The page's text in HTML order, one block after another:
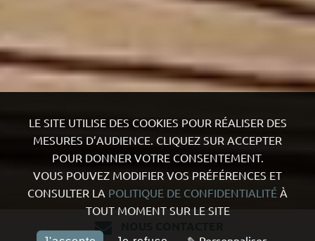
LE SITE UTILISE DES COOKIES POUR RÉALISER DES
MESURES D’AUDIENCE. CLIQUEZ SUR ACCEPTER
POUR DONNER VOTRE CONSENTEMENT.
VOUS POUVEZ MODIFIER VOS PRÉFÉRENCES ET
CONSULTER LA POLITIQUE DE CONFIDENTIALITÉ À
TOUT MOMENT SUR LE SITE